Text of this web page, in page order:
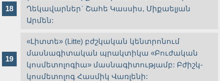
Ղեկավարներ` Շահե Կասսիս, Միքաելյան
Արմեն:
«Լիտտե» (Litte) բժշկական կենտրոնում
մասնագիտական պրակտիկա «Բուժական
կոսմետոլոգիա» մասնագիտությամբ: Բժիշկ-
կոսմետոլոգ Հասմիկ Վառլենի: